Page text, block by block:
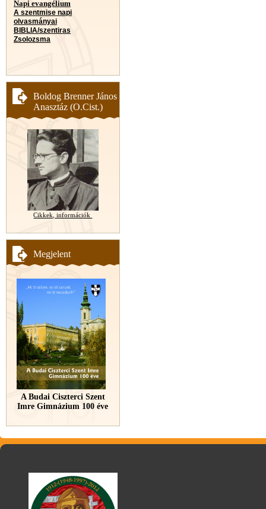
Napi evangélium
A szentmise napi
olvasmányai
BIBLIA/szentiras
Zsolozsma
Boldog Brenner János
Anasztáz (O.Cist.)
Cikkek, információk
Megjelent
A Budai Ciszterci Szent
Imre Gimnázium 100 éve